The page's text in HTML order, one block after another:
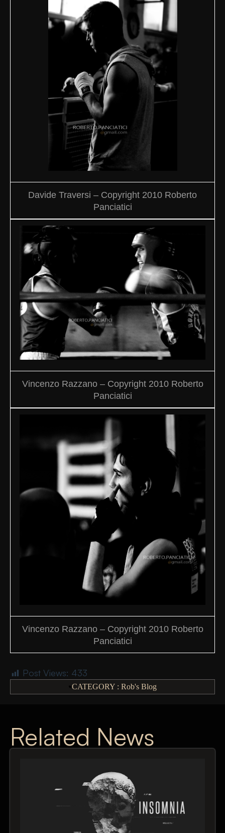
Davide Traversi – Copyright 2010 Roberto
Panciatici
Vincenzo Razzano – Copyright 2010 Roberto
Panciatici
Vincenzo Razzano – Copyright 2010 Roberto
Panciatici
Post Views: 433
CATEGORY : Rob's Blog
Related News